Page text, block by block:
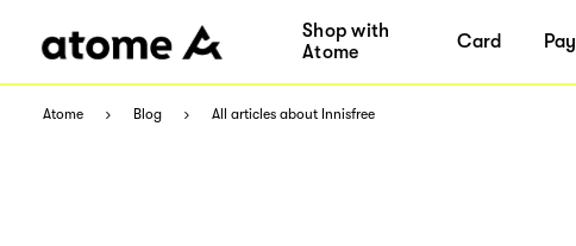
Shop with
Atome
Card
Atome Blog All articles about Innisfree